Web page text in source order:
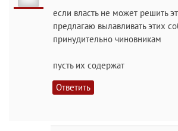
если власть не может решить
предлагаю вылавливать этих
принудительно чиновникам
пусть их содержат
Ответить